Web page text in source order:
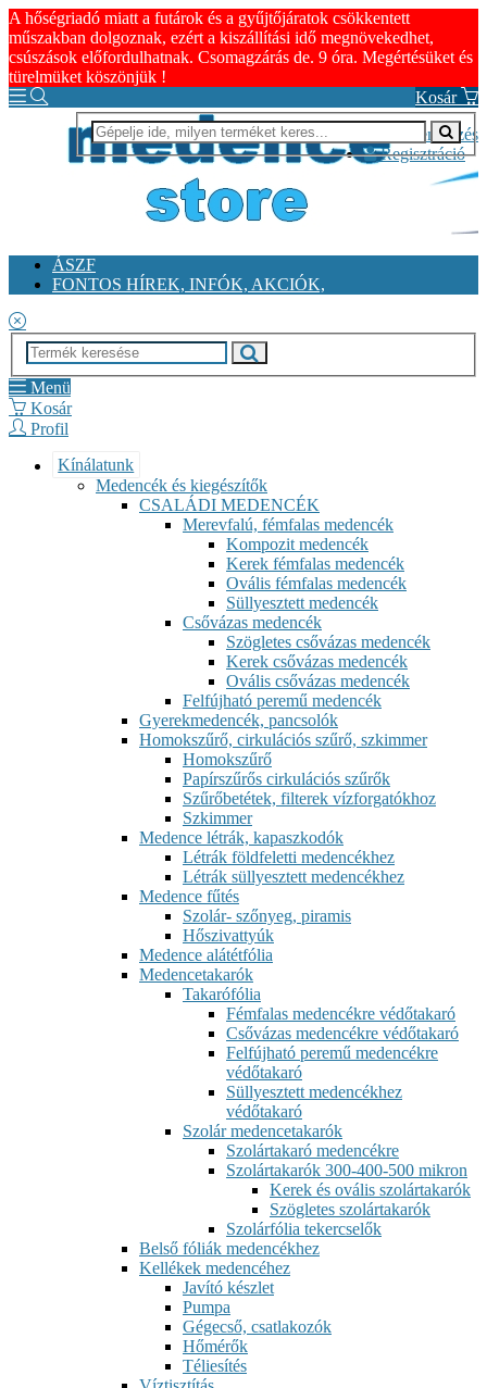
A hőségriadó miatt a futárok és a gyűjtőjáratok csökkentett
műszakban dolgoznak, ezért a kiszállítási idő megnövekedhet,
csúszások előfordulhatnak. Csomagzárás de. 9 óra. Megértésüket és
türelmüket köszönjük !
Kosár
Bejelentkezés
Regisztráció
ÁSZF
FONTOS HÍREK, INFÓK, AKCIÓK,
Menü
Kosár
Profil
Kínálatunk
Medencék és kiegészítők
CSALÁDI MEDENCÉK
Merevfalú, fémfalas medencék
Kompozit medencék
Kerek fémfalas medencék
Ovális fémfalas medencék
Süllyesztett medencék
Csővázas medencék
Szögletes csővázas medencék
Kerek csővázas medencék
Ovális csővázas medencék
Felfújható peremű medencék
Gyerekmedencék, pancsolók
Homokszűrő, cirkulációs szűrő, szkimmer
Homokszűrő
Papírszűrős cirkulációs szűrők
Szűrőbetétek, filterek vízforgatókhoz
Szkimmer
Medence létrák, kapaszkodók
Létrák földfeletti medencékhez
Létrák süllyesztett medencékhez
Medence fűtés
Szolár- szőnyeg, piramis
Hőszivattyúk
Medence alátétfólia
Medencetakarók
Takarófólia
Fémfalas medencékre védőtakaró
Csővázas medencékre védőtakaró
Felfújható peremű medencékre
védőtakaró
Süllyesztett medencékhez
védőtakaró
Szolár medencetakarók
Szolártakaró medencékre
Szolártakarók 300-400-500 mikron
Kerek és ovális szolártakarók
Szögletes szolártakarók
Szolárfólia tekercselők
Belső fóliák medencékhez
Kellékek medencéhez
Javító készlet
Pumpa
Gégecső, csatlakozók
Hőmérők
Téliesítés